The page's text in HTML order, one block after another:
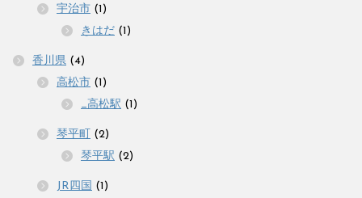
宇治市 (1)
きはだ (1)
香川県 (4)
高松市 (1)
_高松駅 (1)
琴平町 (2)
琴平駅 (2)
JR四国 (1)